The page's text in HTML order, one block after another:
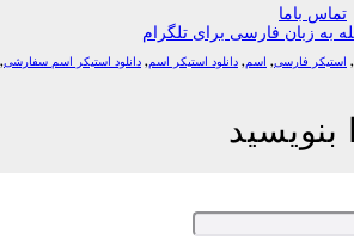
تماس باما
به زبان فارسی برای تلگرام
, استیکر فارسی, اسم, دانلود استیکر اسم, دانلود استیکر اسم سفارشی,
بنویسید
شد.